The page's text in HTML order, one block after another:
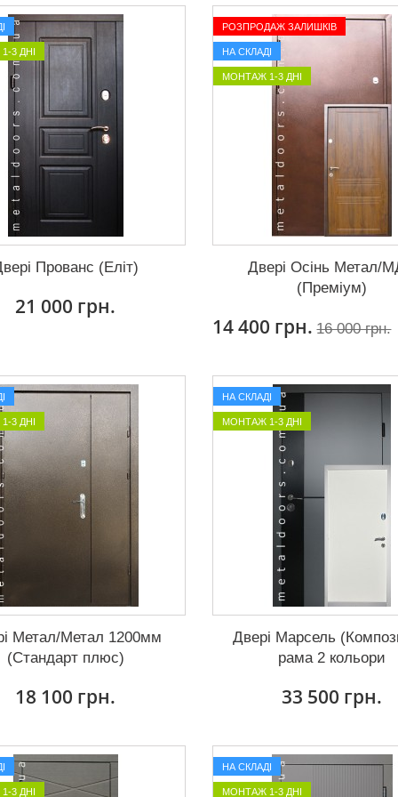
3 ДНІ
Прованс (Еліт)
21 000 грн.
РОЗПРОДАЖ ЗАЛИШКІВ
НА СКЛАДІ
МОНТАЖ 1-3 ДНІ
Двері Осінь Метал/
(Преміум)
14 400 грн. 16 000 грн.
3 ДНІ
Метал/Метал 1200мм
(Стандарт плюс)
18 100 грн.
НА СКЛАДІ
МОНТАЖ 1-3 ДНІ
Двері Марсель
рама 2 кольори
33 500 грн.
3 ДНІ
НА СКЛАДІ
МОНТАЖ 1-3 ДНІ